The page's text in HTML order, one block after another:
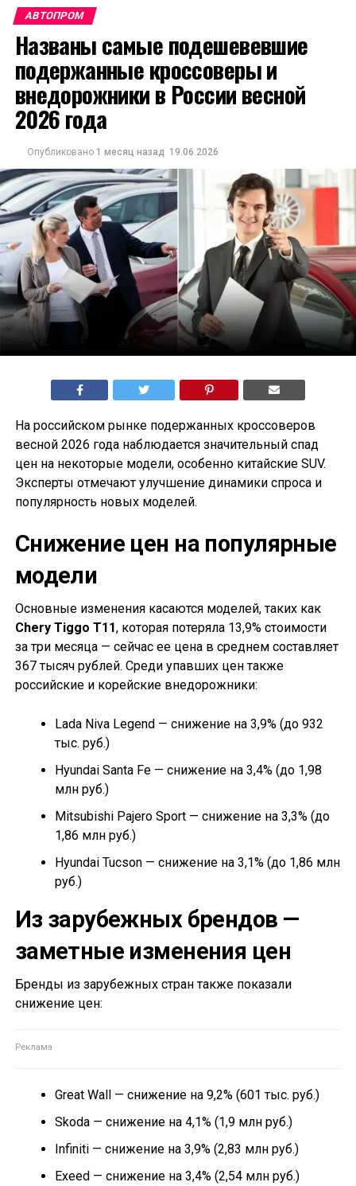
АВТОПРОМ
Названы самые подешевевшие
подержанные кроссоверы и
внедорожники в России весной
2026 года
Опубликовано 1 месяц назад 19.06.2026
На российском рынке подержанных кроссоверов
весной 2026 года наблюдается значительный спад
цен на некоторые модели, особенно китайские SUV.
Эксперты отмечают улучшение динамики спроса и
популярность новых моделей.
Снижение цен на популярные
модели
Основные изменения касаются моделей, таких как
Chery Tiggo T11, которая потеряла 13,9% стоимости
за три месяца — сейчас ее цена в среднем составляет
367 тысяч рублей. Среди упавших цен также
российские и корейские внедорожники:
Lada Niva Legend — снижение на 3,9% (до 932
тыс. руб.)
Hyundai Santa Fe — снижение на 3,4% (до 1,98
млн руб.)
Mitsubishi Pajero Sport — снижение на 3,3% (до
1,86 млн руб.)
Hyundai Tucson — снижение на 3,1% (до 1,86 млн
руб.)
Из зарубежных брендов —
заметные изменения цен
Бренды из зарубежных стран также показали
снижение цен:
Great Wall — снижение на 9,2% (601 тыс. руб.)
Skoda — снижение на 4,1% (1,9 млн руб.)
Infiniti — снижение на 3,9% (2,83 млн руб.)
Exeed — снижение на 3,4% (2,54 млн руб.)